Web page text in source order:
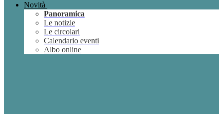
Novità
Panoramica
Le notizie
Le circolari
Calendario eventi
Albo online